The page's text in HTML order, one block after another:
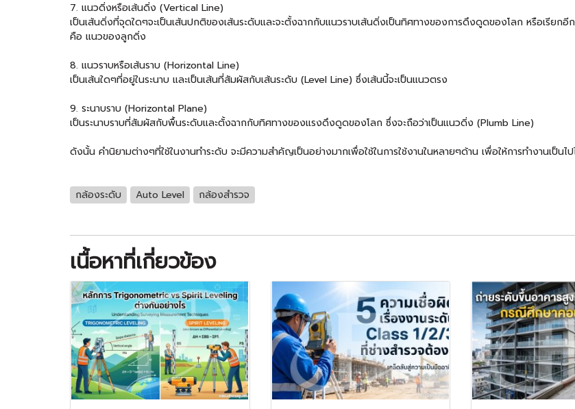
7. แนวดิ่งหรือเส้นดิ่ง (Vertical Line)
เป็นเส้นดิ่งที่จุดใดๆจะเป็นเส้นปกติของเส้นระดับและจะตั้งฉากกับแนวราบเส้นดิ่งเป็นทิศทางของการดึงดูดของโลก หรือเรียกอี
คือ แนวของลูกดิ่ง
8. แนวราบหรือเส้นราบ (Horizontal Line)
เป็นเส้นใดๆที่อยู่ในระนาบ และเป็นเส้นที่สัมผัสกับเส้นระดับ (Level Line) ซึ่งเส้นนี้จะเป็นแนวตรง
9. ระนาบราบ (Horizontal Plane)
เป็นระนาบราบที่สัมผัสกับพื้นระดับและตั้งฉากกับทิศทางของแรงดึงดูดของโลก ซึ่งจะถือว่าเป็นแนวดิ่ง (Plumb Line)
ดังนั้น คำนิยามต่างๆที่ใช้ในงานทำระดับ จะมีความสำคัญเป็นอย่างมากเพื่อใช้ในการใช้งานในหลายๆด้าน เพื่อให้การทำงานเป็น
กล้องระดับ Auto Level กล้องสำรวจ
เนื้อหาที่เกี่ยวข้อง